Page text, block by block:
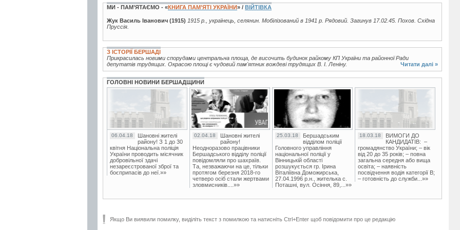
МИ - ПАМ’ЯТАЄМО - «КНИГА ПАМ’ЯТІ УКРАЇНИ» / ВІЙТІВКА
Жук Василь Іванович (1915) 1915 р., українець, селянин. Мобілізований в 1941 р. Рядовий. Загинув 17.02.45. Похов. Східна
Пруссія.
З ІСТОРІЇ БЕРШАДІ
Прикрасилась новими спорудами центральна площа, де височить будинок райкому КП України та районної Ради
депутатів трудящих. Окрасою площі є чудовий пам'ятник вождеві трудящих В. І. Леніну.
Читати далі »
ГОЛОВНІ НОВИНИ БЕРШАДЩИНИ
06.04.18
Шановні жителі
району! З 1 до 30
квітня Національна поліція
України проводить місячник
добровільної здачі
незареєстрованої зброї та
боєприпасів до неї.»»
02.04.18
Шановні жителі
району!
Неодноразово працівники
Бершадського відділу поліції
повідомляли про шахраїв.
Та, незважаючи на це, тільки
протягом березня 2018-го
четверо осіб стали жертвами
зловмисників....»»
25.03.18
Бершадським
відділом поліції
Головного управління
національної поліції у
Вінницькій області
розшукується гр. Ірина
Віталіївна Доможирська,
27.04.1996 р.н., жителька с.
Поташні, вул. Осіння, 89,...»»
18.03.18
ВИМОГИ ДО
КАНДИДАТІВ: –
громадянство України; – вік
від 20 до 35 років; – повна
загальна середня або вища
освіта; – наявність
посвідчення водія категорії В;
– готовність до служби...»»
Якщо Ви виявили помилку, виділіть текст з помилкою та натисніть Ctrl+Enter щоб повідомити про це редакцію